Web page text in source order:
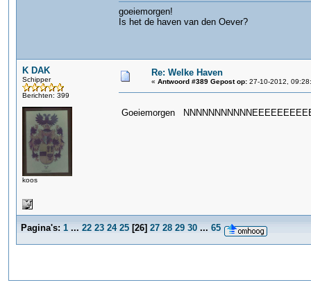
goeiemorgen!
Is het de haven van den Oever?
K DAK
Schipper
Berichten: 399
koos
Re: Welke Haven
« Antwoord #389 Gepost op: 27-10-2012,
Goeiemorgen
Pagina's: 1 ... 22 23 24 25 [26] 27 28 29 30 ... 65